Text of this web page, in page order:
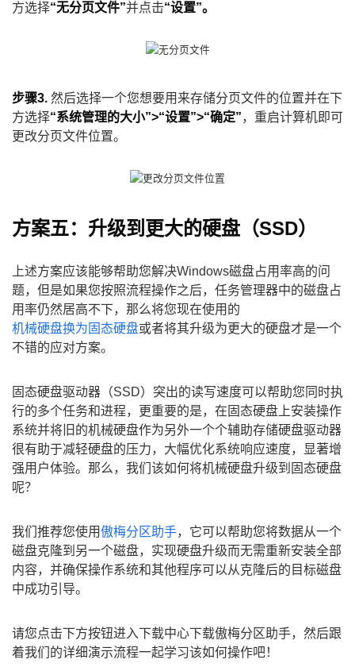
方选择“无分页文件”并点击“设置”。
步骤3. 然后选择一个您想要用来存储分页文件的位置并在下
方选择“系统管理的大小”>“设置”>“确定”，重启计算机即可
更改分页文件位置。
方案五：升级到更大的硬盘（SSD）
上述方案应该能够帮助您解决Windows磁盘占用率高的问
题，但是如果您按照流程操作之后，任务管理器中的磁盘占
用率仍然居高不下，那么将您现在使用的
机械硬盘换为固态硬盘或者将其升级为更大的硬盘才是一个
不错的应对方案。
固态硬盘驱动器（SSD）突出的读写速度可以帮助您同时执
行的多个任务和进程，更重要的是，在固态硬盘上安装操作
系统并将旧的机械硬盘作为另外一个个辅助存储硬盘驱动器
很有助于减轻硬盘的压力，大幅优化系统响应速度，显著增
强用户体验。那么，我们该如何将机械硬盘升级到固态硬盘
呢？
我们推荐您使用傲梅分区助手，它可以帮助您将数据从一个
磁盘克隆到另一个磁盘，实现硬盘升级而无需重新安装全部
内容，并确保操作系统和其他程序可以从克隆后的目标磁盘
中成功引导。
请您点击下方按钮进入下载中心下载傲梅分区助手，然后跟
着我们的详细演示流程一起学习该如何操作吧！